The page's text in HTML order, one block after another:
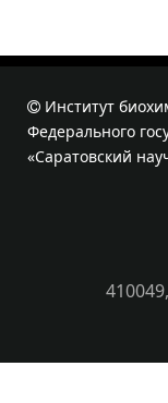
Институт
Федерального
«Саратовский